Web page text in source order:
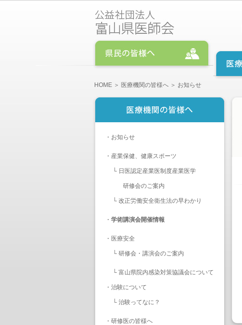
HOME ＞ 医療機関の皆様へ ＞ お知らせ
・ お知らせ
・ 産業保健、健康スポーツ
└ 日医認定産業医制度産業医学
研修会のご案内
└ 改正労働安全衛生法の早わかり
・ 学術講演会開催情報
・ 医療安全
└ 研修会・講演会のご案内
└ 富山県院内感染対策協議会について
・ 治験について
└ 治験ってなに？
・ 研修医の皆様へ